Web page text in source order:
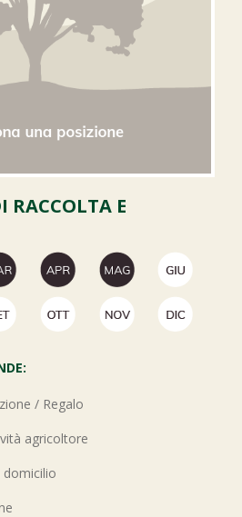
RACCOLTA E
/ Regalo
agricoltore
domicilio